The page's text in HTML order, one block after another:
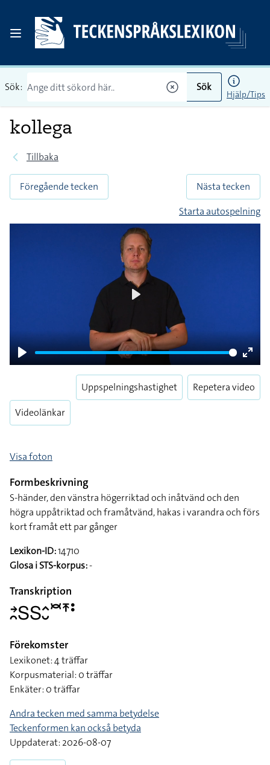
Sök: Sök
Hjälp/Tips
kollega
Tillbaka
Föregående tecken
Nästa tecken
Starta autospelning
Play
Enter
Videolänkar
Uppspelningshastighet Repetera video
Visa foton
Formbeskrivning
S-händer, den vänstra högerriktad och inåtvänd och den
högra uppåtriktad och framåtvänd, hakas i varandra och förs
kort framåt ett par gånger
Lexikon-ID:14710
Glosa i STS-korpus:-
Transkription
􌥔􌥘􌥅􌥅􌤵􌤷􌥫􌥵􌥻
Förekomster
Lexikonet: 4 träffar
Korpusmaterial: 0 träffar
Enkäter: 0 träffar
Andra tecken med samma betydelse
Teckenformen kan också betyda
Uppdaterat: 2026-08-07